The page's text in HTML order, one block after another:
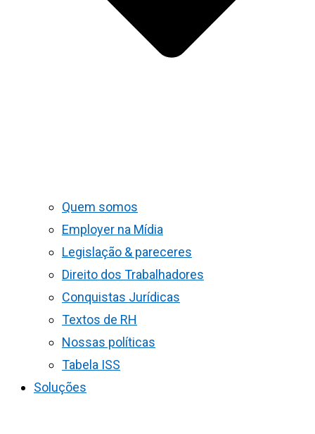
Quem somos
Employer na Mídia
Legislação & pareceres
Direito dos Trabalhadores
Conquistas Jurídicas
Textos de RH
Nossas políticas
Tabela ISS
Soluções